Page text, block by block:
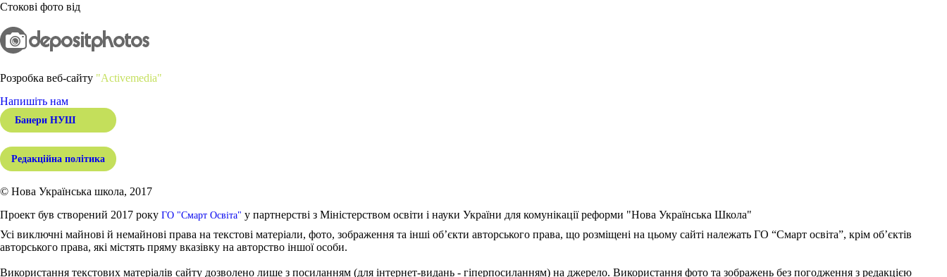
Стокові фото від
Розробка веб-сайту "Activemedia"
Напишіть нам
Банери НУШ
Редакційна політика
© Нова Українська школа, 2017
Проект був створений 2017 року ГО "Смарт Освіта" у партнерстві з Міністерством освіти і науки України для комунікації реформи "Нова Українська Школа"
Усі виключні майнові й немайнові права на текстові матеріали, фото, зображення та інші об’єкти авторського права, що розміщені на цьому сайті належать ГО “Смарт освіта”, крім об’єктів
авторського права, які містять пряму вказівку на авторство іншої особи.
Використання текстових матеріалів сайту дозволено лише з посиланням (для інтернет-видань - гіперпосиланням) на джерело. Використання фото та зображень без погодження з редакцією